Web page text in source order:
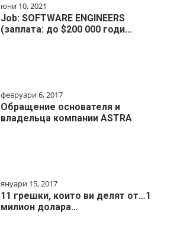
юни 10, 2021
Job: SOFTWARE ENGINEERS
(заплата: до $200 000 годи…
февруари 6, 2017
Обращение основателя и
владельца компании ASTRA
януари 15, 2017
11 грешки, които ви делят от…1
милиoн дoлapa…